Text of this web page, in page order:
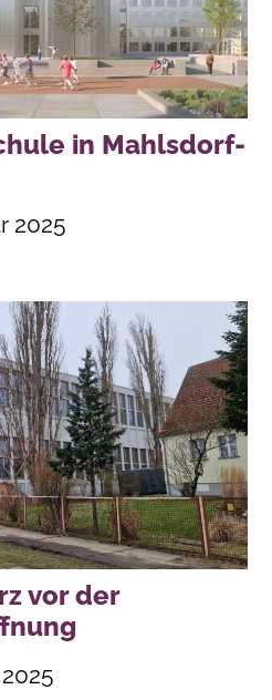
in Mahlsdorf-
2025
vor der